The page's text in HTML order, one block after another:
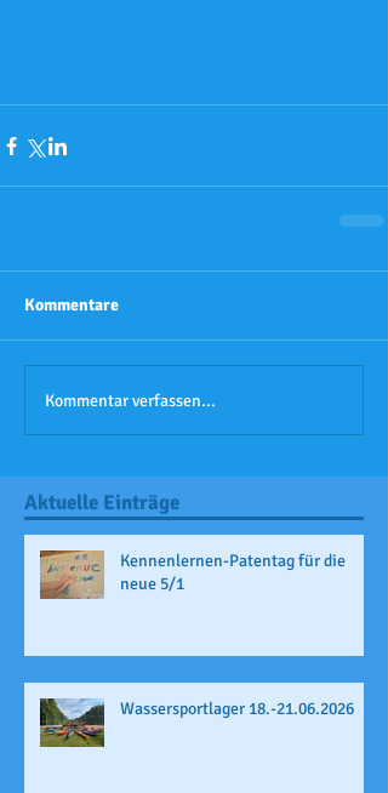
Kommentare
Kommentar verfassen...
Aktuelle Einträge
Kennenlernen-Patentag für die
neue 5/1
Wassersportlager 18.-21.06.2026